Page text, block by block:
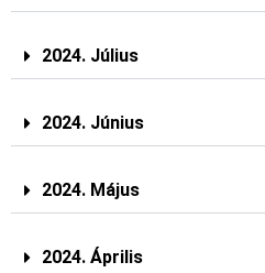
2024. Július
2024. Június
2024. Május
2024. Április